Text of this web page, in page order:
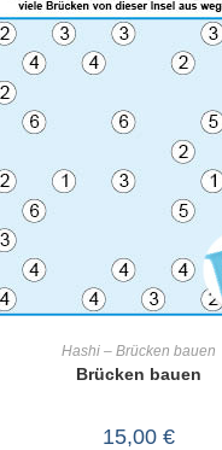
Hashi – Brücken bauen
Brücken bauen
15,00 €